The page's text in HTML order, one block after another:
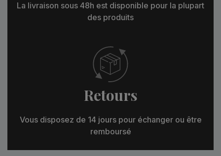
La livraison sous 48h est disponible pour la plupart
des produits
Retours
Vous disposez de 14 jours pour échanger ou être
remboursé